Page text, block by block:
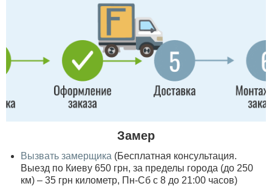
Замер
Вызвать замерщика (Бесплатная консультация.
Выезд по Киеву 650 грн, за пределы города (до 250
км) – 35 грн километр, Пн-Сб с 8 до 21:00 часов)